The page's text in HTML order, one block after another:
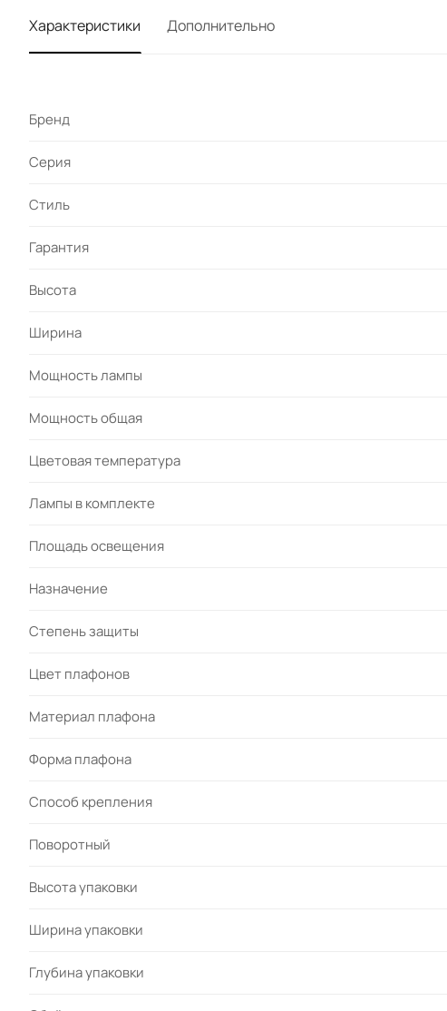
Характеристики Дополнительно
Бренд
Серия
Стиль
Гарантия
Высота
Ширина
Мощность лампы
Мощность общая
Цветовая температура
Лампы в комплекте
Площадь освещения
Назначение
Степень защиты
Цвет плафонов
Материал плафона
Форма плафона
Cпособ крепления
Поворотный
Высота упаковки
Ширина упаковки
Глубина упаковки